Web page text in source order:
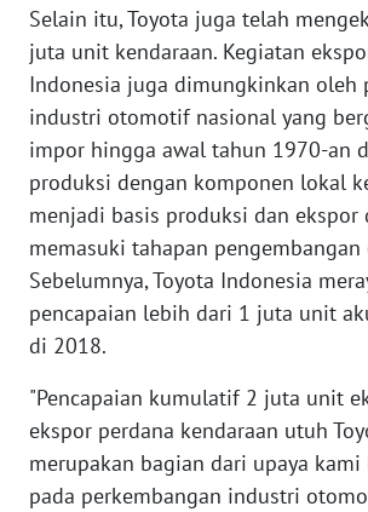
Selain itu, Toyota juga telah
juta unit kendaraan. Kegiatan
Indonesia juga dimungkinkan oleh
industri otomotif nasional yang
impor hingga awal tahun 1970-an
produksi dengan komponen lokal
menjadi basis produksi dan ekspor
memasuki tahapan pengembangan
Sebelumnya, Toyota Indonesia
pencapaian lebih dari 1 juta unit
di 2018.
"Pencapaian kumulatif 2 juta unit
ekspor perdana kendaraan utuh
merupakan bagian dari upaya
pada perkembangan industri
DISCLAIMER
Wahana
News
Regional
SUMUT
WN
JAKARTA
JABAR
WN
BANTEN